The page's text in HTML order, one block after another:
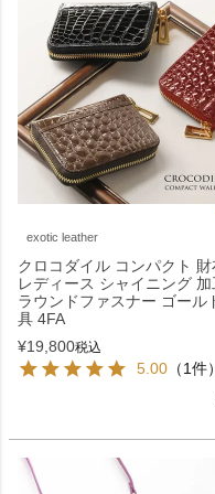
exotic leather
クロコダイル コンパクト 財
レディース シャイニング 加
ラウンドファスナー ゴール
具 4FA
¥19,800税込
5.00 （1件）